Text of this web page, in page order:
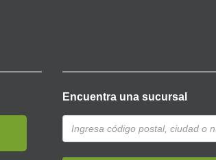
Encuentra una sucursal